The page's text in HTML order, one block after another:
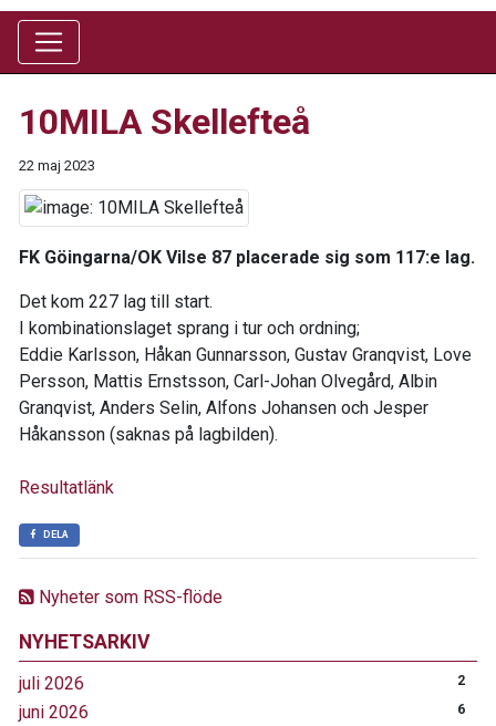
Nyheter som RSS-flöde
NYHETSARKIV
juli 2026 2
juni 2026 6
10MILA Skellefteå
22 maj 2023
FK Göingarna/OK Vilse 87 placerade sig som 117:e lag.
Det kom 227 lag till start.
I kombinationslaget sprang i tur och ordning;
Eddie Karlsson, Håkan Gunnarsson, Gustav Granqvist, Love
Persson, Mattis Ernstsson, Carl-Johan Olvegård, Albin
Granqvist, Anders Selin, Alfons Johansen och Jesper
Håkansson (saknas på lagbilden).
Resultatlänk
DELA